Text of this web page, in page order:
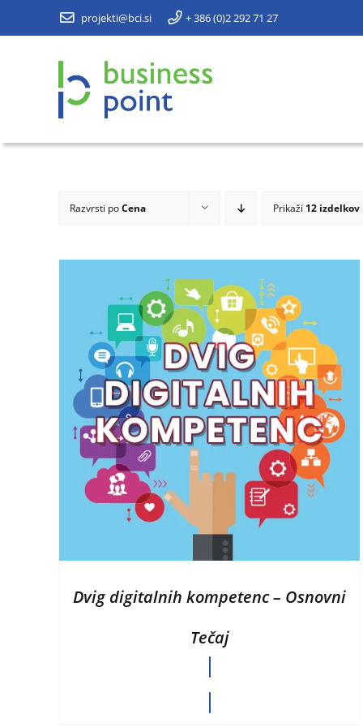
projekti@bci.si + 386 (0)2 292 71 27
Razvrsti poCena Prikaži 12 izdelkov
Dvig digitalnih kompetenc – Osnovni
Tečaj
CENA PO DOGOVORU
HITRI OGLED